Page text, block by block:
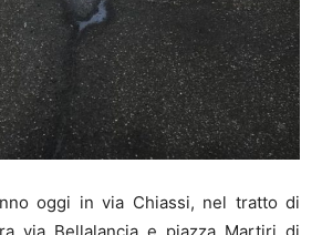
oggi in via Chiassi, nel tratto di